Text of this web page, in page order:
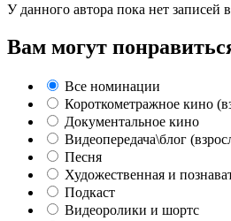
У данного автора пока нет записей
Вам могут
Все номинации
Короткометражное кино
Документальное кино
Видеопередача\блог
Песня
Художественная и
Подкаст
Видеоролики и шортс